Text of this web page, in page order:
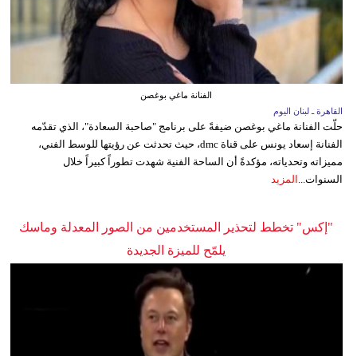
الفنانة ماغي بوغصن
القاهرة ـ لبنان اليوم
حلّت الفنانة ماغي بوغصن ضيفةً على برنامج "صاحبة السعادة"، الذي تقدّمه
الفنانة إسعاد يونس على قناة dmc، حيث تحدثت عن رؤيتها للوسط الفني،
مميزاته وتحدياته، مؤكدةً أن الساحة الفنية شهدت تطوراً كبيراً خلال
السنوات...
المزيد
"إكس" تخطط لتحذير المستخدمين من الصور المعدلة وماسك
يلمّح للميزة الجديدة